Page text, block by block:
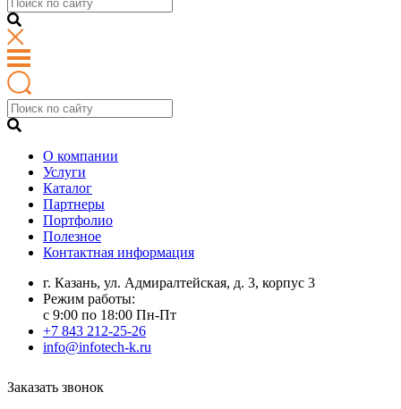
О компании
Услуги
Каталог
Партнеры
Портфолио
Полезное
Контактная информация
г. Казань, ул. Адмиралтейская, д. 3, корпус 3
Режим работы:
с 9:00 по 18:00 Пн-Пт
+7 843 212-25-26
info@infotech-k.ru
Заказать звонок